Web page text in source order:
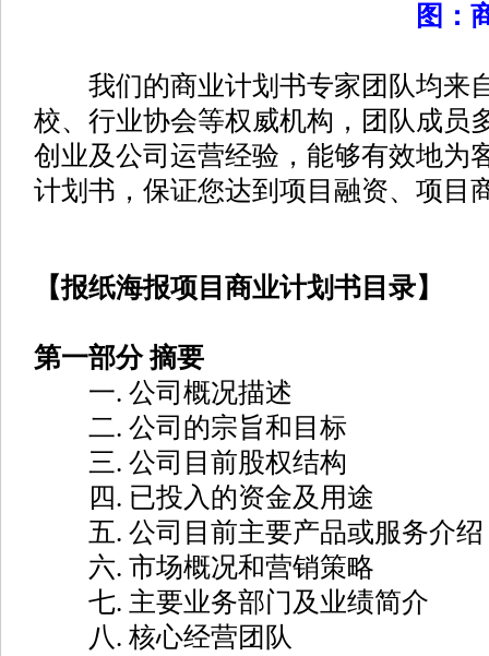
图：
我们的商业计划书专家团队均来
校、行业协会等权威机构，团队成员
创业及公司运营经验，能够有效地为
计划书，保证您达到项目融资、项目
【报纸海报项目商业计划书目录】
第一部分 摘要
一. 公司概况描述
二. 公司的宗旨和目标
三. 公司目前股权结构
四. 已投入的资金及用途
五. 公司目前主要产品或服务介绍
六. 市场概况和营销策略
七. 主要业务部门及业绩简介
八. 核心经营团队